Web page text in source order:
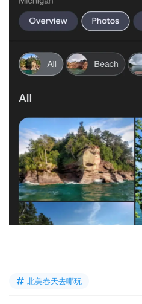
北美春天去哪玩